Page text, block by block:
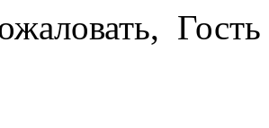
Гость